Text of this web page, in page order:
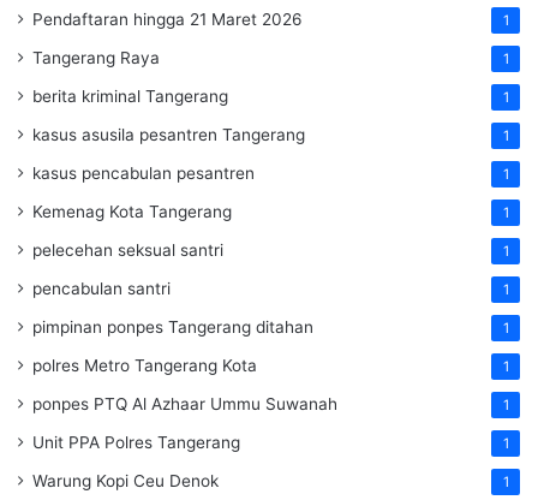
Pendaftaran hingga 21 Maret 2026 1
Tangerang Raya 1
berita kriminal Tangerang 1
kasus asusila pesantren Tangerang 1
kasus pencabulan pesantren 1
Kemenag Kota Tangerang 1
pelecehan seksual santri 1
pencabulan santri 1
pimpinan ponpes Tangerang ditahan 1
polres Metro Tangerang Kota 1
ponpes PTQ Al Azhaar Ummu Suwanah 1
Unit PPA Polres Tangerang 1
Warung Kopi Ceu Denok 1